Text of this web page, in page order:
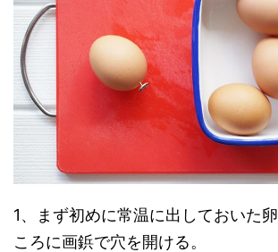
1、まず初めに常温に出しておいた
ころに画鋲で穴を開ける。